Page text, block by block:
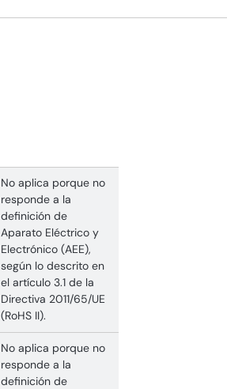
No aplica porque no
responde a la
definición de
Aparato Eléctrico y
Electrónico (AEE),
según lo descrito en
el artículo 3.1 de la
Directiva 2011/65/UE
(RoHS II).
No aplica porque no
responde a la
definición de